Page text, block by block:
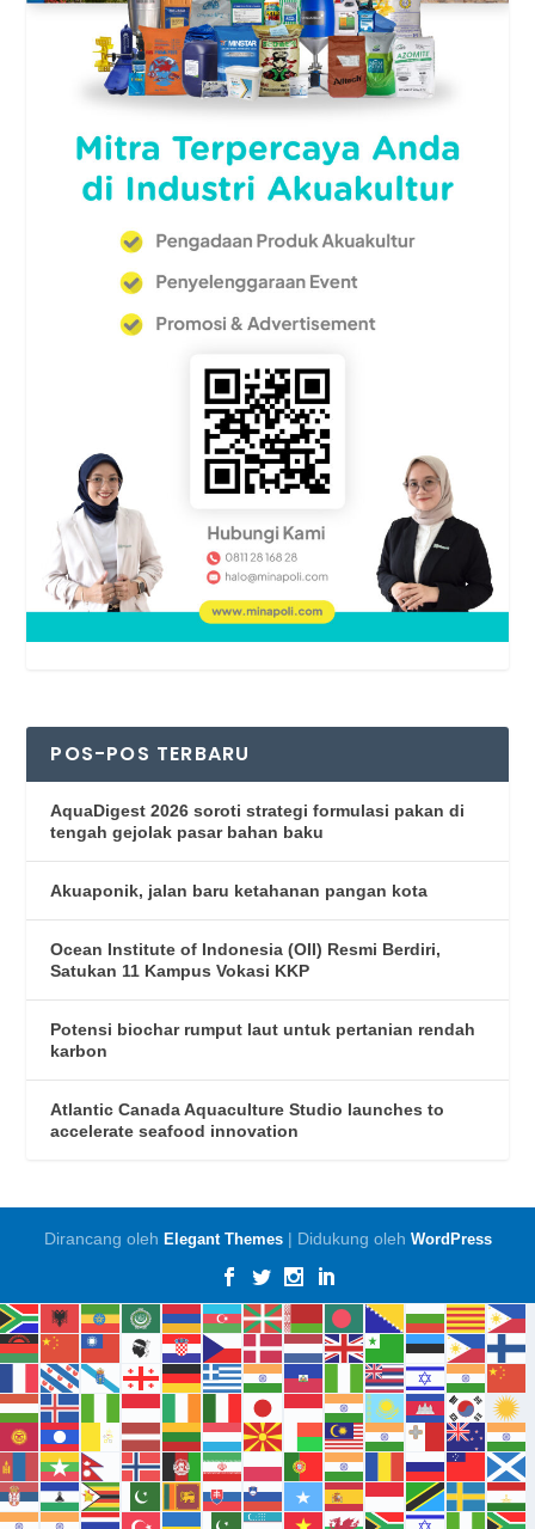
POS-POS TERBARU
AquaDigest 2026 soroti strategi formulasi pakan di
tengah gejolak pasar bahan baku
Akuaponik, jalan baru ketahanan pangan kota
Ocean Institute of Indonesia (OII) Resmi Berdiri,
Satukan 11 Kampus Vokasi KKP
Potensi biochar rumput laut untuk pertanian rendah
karbon
Atlantic Canada Aquaculture Studio launches to
accelerate seafood innovation
Dirancang oleh Elegant Themes| Didukung oleh WordPress